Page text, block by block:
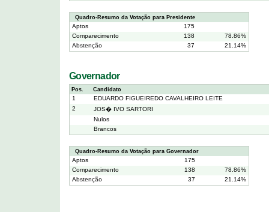
Quadro-Resumo da Votação para Presidente
Aptos
175
Comparecimento
138
78.86%
Abstenção
37 21.14%
Governador
Pos. Candidato
1
EDUARDO FIGUEIREDO CAVALHEIRO LEITE
2
JOS� IVO SARTORI
Nulos
Brancos
Quadro-Resumo da Votação para Governador
Aptos
175
Comparecimento
138
78.86%
Abstenção
37 21.14%